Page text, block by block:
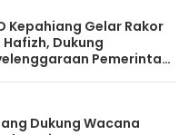
Kepahiang Gelar Rakor
Dukung
Pemerintah
Dukung Wacana